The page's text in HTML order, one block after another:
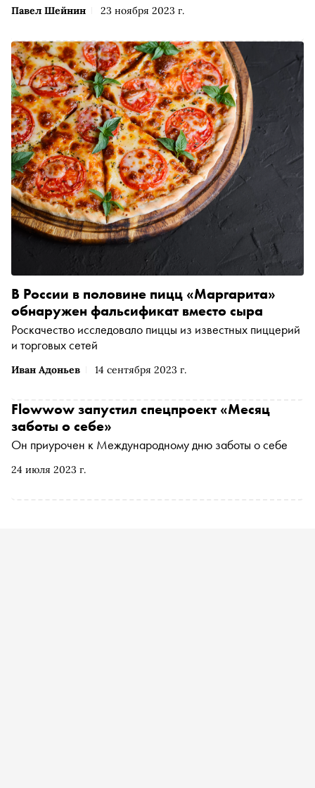
Павел Шейнин 23 ноября 2023 г.
Иван Адоньев 14 сентября 2023 г.
В России в половине пицц «Маргарита»
обнаружен фальсификат вместо сыра
Роскачество исследовало пиццы из известных пиццерий
и торговых сетей
24 июля 2023 г.
Flowwow запустил спецпроект «Месяц
заботы о себе»
Он приурочен к Международному дню заботы о себе